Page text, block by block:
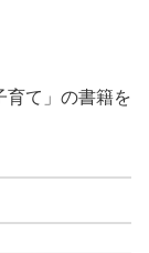
育て」の書籍を